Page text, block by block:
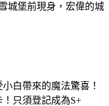
城堡前現身，宏偉的城
白帶來的魔法驚喜！
只須登記成為S+